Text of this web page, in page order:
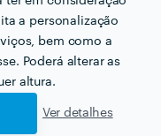
a personalização
bem como a
Poderá alterar as
altura.
Ver detalhes
fotógrafo e o
se no local
para a realização
abundante,